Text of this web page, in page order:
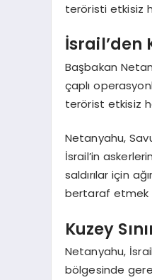
teröristi etkisiz
İsrail’den
Başbakan
çaplı
terörist etkisiz
Netanyahu,
İsrail’in
saldırılar için
bertaraf etmek
Kuzey
Netanyahu,
bölgesinde